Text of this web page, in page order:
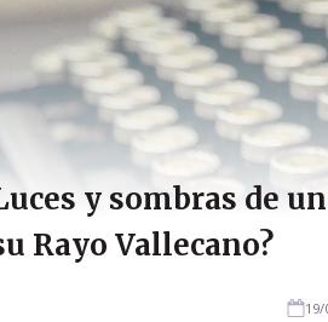
y sombras de
Rayo Vallecano?
19/